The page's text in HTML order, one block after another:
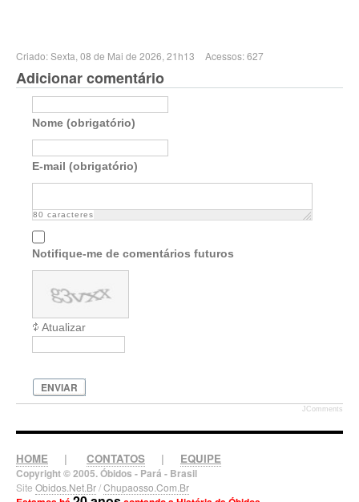
Criado: Sexta, 08 de Mai de 2026, 21h13 Acessos: 627
Adicionar comentário
Nome (obrigatório)
E-mail (obrigatório)
80 caracteres
Notifique-me de comentários futuros
Atualizar
ENVIAR
JComments
HOME | CONTATOS | EQUIPE
Copyright © 2005. Óbidos - Pará - Brasil
Site Obidos.Net.Br/Chupaosso.Com.Br